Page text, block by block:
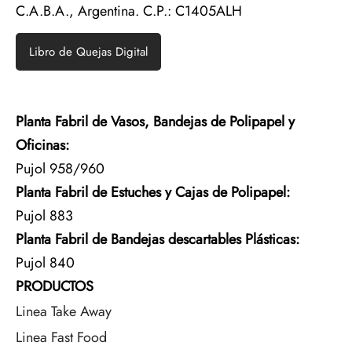
C.A.B.A., Argentina. C.P.: C1405ALH
Libro de Quejas Digital
Planta Fabril de Vasos, Bandejas de Polipapel y
Oficinas:
Pujol 958/960
Planta Fabril de Estuches y Cajas de Polipapel:
Pujol 883
Planta Fabril de Bandejas descartables Plásticas:
Pujol 840
PRODUCTOS
Linea Take Away
Linea Fast Food